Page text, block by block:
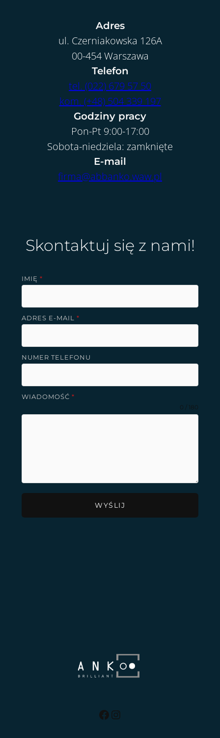
Adres
ul. Czerniakowska 126A
00-454 Warszawa
Telefon
tel. (022) 679 57 50
kom. (+48) 504 339 197
Godziny pracy
Pon-Pt 9:00-17:00
Sobota-niedziela: zamknięte
E-mail
firma@abbanko.waw.pl
Skontaktuj się z nami!
IMIĘ *
ADRES E-MAIL *
NUMER TELEFONU
WIADOMOŚĆ *
0 / 180
WYŚLIJ
Facebook
Instagram